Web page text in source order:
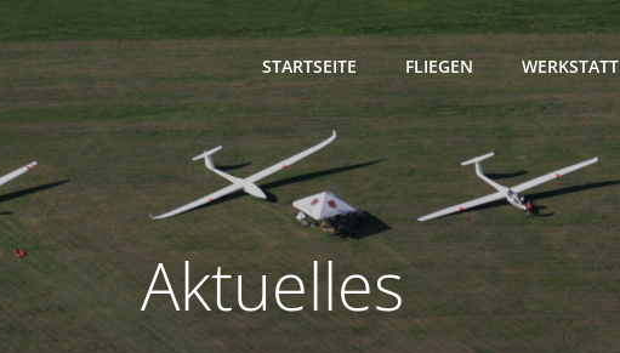
STARTSEITE FLIEGEN WERKSTATT
Aktuelles